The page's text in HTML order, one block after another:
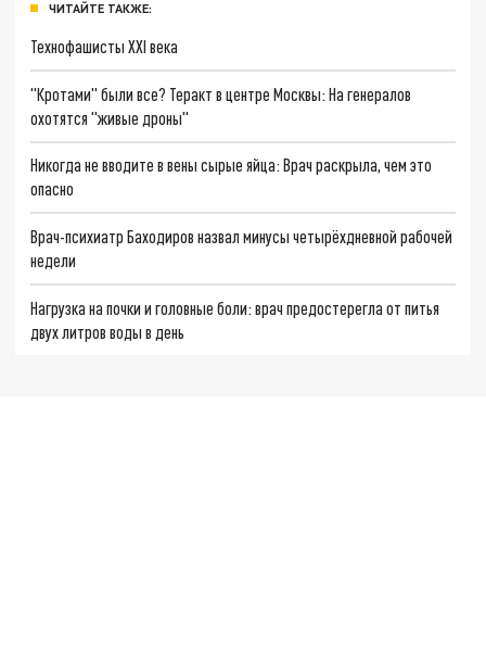
ЧИТАЙТЕ ТАКЖЕ:
Технофашисты XXI века
"Кротами" были все? Теракт в центре Москвы: На генералов
охотятся "живые дроны"
Никогда не вводите в вены сырые яйца: Врач раскрыла, чем это
опасно
Врач-психиатр Баходиров назвал минусы четырёхдневной рабочей
недели
Нагрузка на почки и головные боли: врач предостерегла от питья
двух литров воды в день